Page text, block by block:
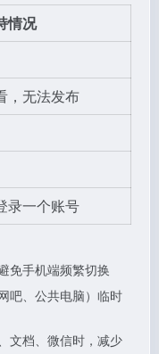
情况
，无法发布
录一个账号
免手机端频繁切换
吧、公共电脑）临时
文档、微信时，减少